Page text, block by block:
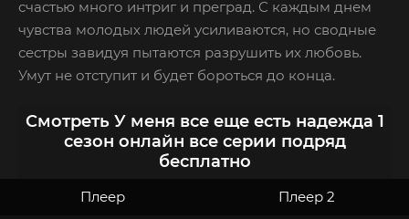
счастью много интриг и преград. С каждым днем
чувства молодых людей усиливаются, но сводные
сестры завидуя пытаются разрушить их любовь.
Умут не отступит и будет бороться до конца.
Смотреть У меня все еще есть надежда 1
сезон онлайн все серии подряд
бесплатно
Плеер Плеер 2